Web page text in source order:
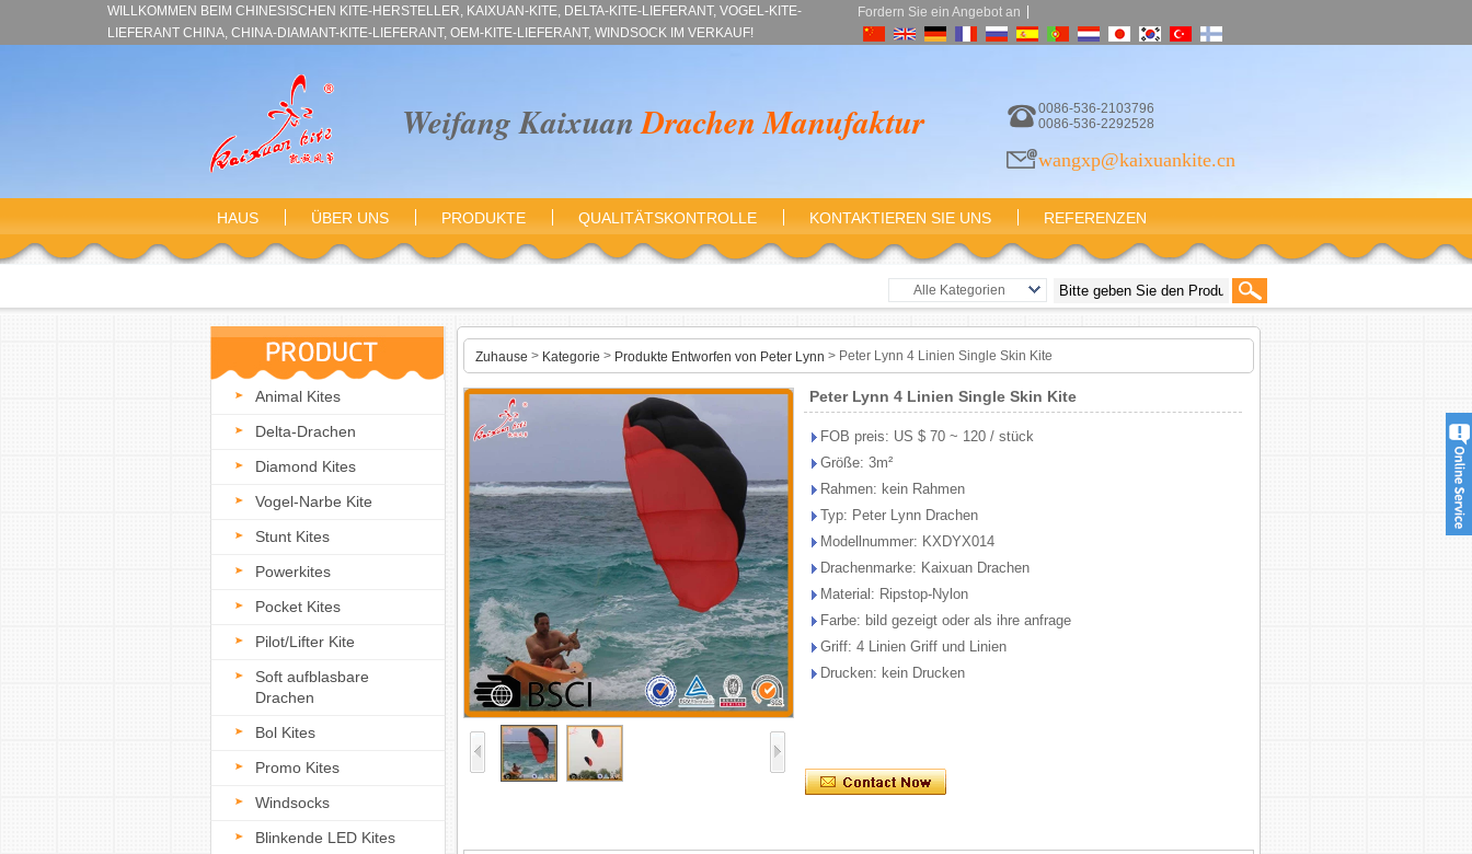
WILLKOMMEN BEIM CHINESISCHEN KITE-HERSTELLER, KAIXUAN-KITE, DELTA-KITE-LIEFERANT, VOGEL-KITE-
LIEFERANT CHINA, CHINA-DIAMANT-KITE-LIEFERANT, OEM-KITE-LIEFERANT, WINDSOCK IM VERKAUF!
Fordern Sie ein Angebot an
Weifang KaixuanDrachen Manufaktur
0086-536-2103796
0086-536-2292528
wangxp@kaixuankite.cn
HAUS ÜBER UNS PRODUKTE QUALITÄTSKONTROLLE KONTAKTIEREN SIE UNS REFERENZEN
Alle Kategorien
Diamond Kites
Vogel-Narbe Kite
Stunt Kites
Pocket Kites
Pilot/Lifter Kite
Drachen
Bol Kites
Promo Kites
Angeldrachen
Stereoskopischer 3D-
Durchsuche Kategorien
Animal Kites
Delta-Drachen
Diamond Kites
Vogel-Narbe Kite
Stunt Kites
Powerkites
Pocket Kites
Pilot/Lifter Kite
Soft aufblasbare
Drachen
Bol Kites
Promo Kites
Windsocks
Blinkende LED Kites
Zuhause > Kategorie > Produkte Entworfen von Peter Lynn > Peter Lynn 4 Linien Single Skin Kite
Peter Lynn 4 Linien Single Skin Kite
FOB preis: US $ 70 ~ 120 / stück
Größe: 3m²
Rahmen: kein Rahmen
Typ: Peter Lynn Drachen
Modellnummer: KXDYX014
Drachenmarke: Kaixuan Drachen
Material: Ripstop-Nylon
Farbe: bild gezeigt oder als ihre anfrage
Griff: 4 Linien Griff und Linien
Drucken: kein Drucken